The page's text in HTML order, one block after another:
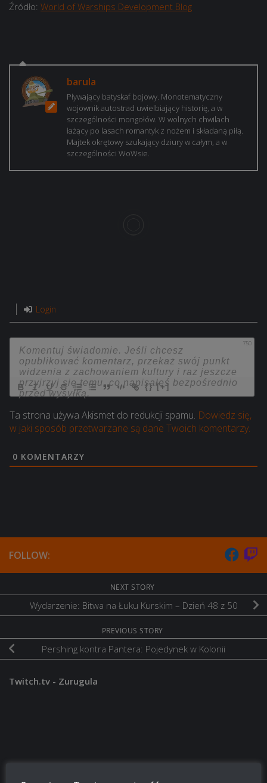
Źródło: World of Warships Development Blog
barula
Pływający batyskaf bojowy. Monotematyczny
wojownik autostrad uwielbiający historię, a w
szczególności mongołów. W wolnych chwilach
łażący po lasach romantyk z nożem i składaną piłą.
Majtek okrętowy szukający dziury w całym, a w
szczególności WoWsie.
Login
750
{} [+]
Ta strona używa Akismet do redukcji spamu. Dowiedz się,
w jaki sposób przetwarzane są dane Twoich komentarzy.
0 KOMENTARZY
FOLLOW:
NEXT STORY
Wydarzenie: Bitwa na Łuku Kurskim – Dzień 48 z 50
PREVIOUS STORY
Pershing kontra Pantera: Pojedynek w Kolonii
Twitch.tv - Zurugula